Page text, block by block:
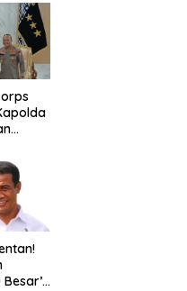
TNI-